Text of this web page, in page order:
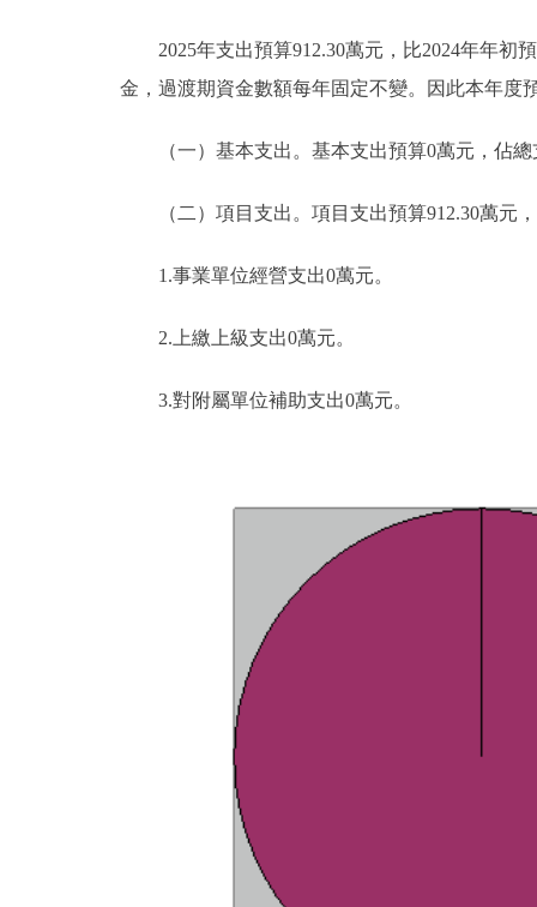
2025年支出預算912.30萬元，比2024年年初預
金，過渡期資金數額每年固定不變。因此本年度
（一） 基本支出。基本支出預算0萬元，佔
（二）項目支出。項目支出預算912.30萬元，
1.事業單位經營支出0萬元。
2.上繳上級支出0萬元。
3.對附屬單位補助支出0萬元。